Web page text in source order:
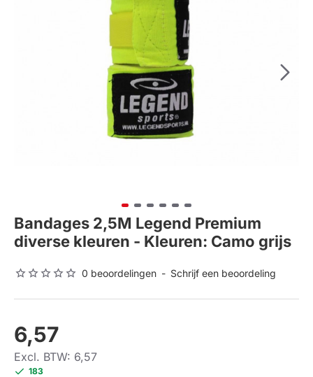
Bandages 2,5M Legend Premium
diverse kleuren - Kleuren: Camo grijs
0 beoordelingen - Schrijf een beoordeling
6,57
Excl. BTW: 6,57
183